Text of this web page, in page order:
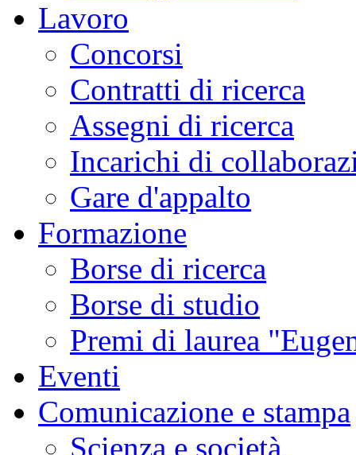
Lavoro
Concorsi
Contratti di ricerca
Assegni di ricerca
Incarichi di
Gare d'appalto
Formazione
Borse di ricerca
Borse di studio
Premi di laurea
Eventi
Comunicazione e stampa
Scienza e società